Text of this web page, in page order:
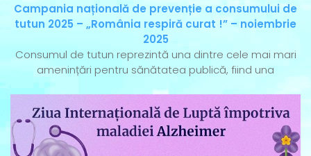
Campania națională de prevenție a consumului de
tutun 2025 – „România respiră curat !” – noiembrie
2025
Consumul de tutun reprezintă una dintre cele mai mari
amenințări pentru sănătatea publică, fiind una